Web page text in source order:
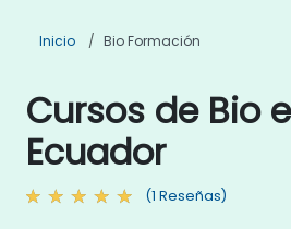
Inicio Bio Formación
Cursos de Bio
Ecuador
(1 Reseñas)